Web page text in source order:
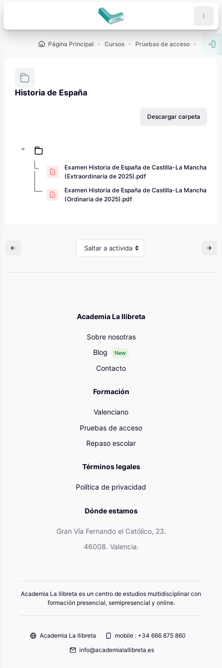
Página Principal Cursos Pruebas de acceso PAU -
Historia de España
Descargar carpeta
Examen Historia de España de Castilla-La Mancha
(Extraordinaria de 2025).pdf
Examen Historia de España de Castilla-La Mancha
(Ordinaria de 2025).pdf
Saltar a actividad
Academia La llibreta
Sobre nosotras
Blog
New
Contacto
Formación
Valenciano
Pruebas de acceso
Repaso escolar
Términos legales
Política de privacidad
Dónde estamos
Gran Vía Fernando el Católico, 23.
46008. Valencia.
Academia La llibreta es un centro de estudios multidisciplinar con
formación presencial, semipresencial y online.
Academia La llibreta
mobile : +34 666 875 860
info@academialallibreta.es